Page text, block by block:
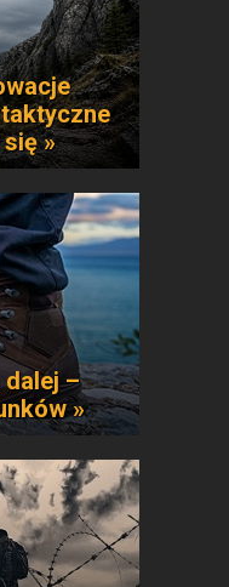
»
–
»